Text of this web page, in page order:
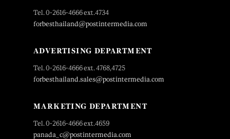
Tel. 0-2616-4666 ext.4734
forbesthailand@postintermedia.com
ADVERTISING DEPARTMENT
Tel. 0-2616-4666 ext. 4768,4725
forbesthailand.sales@postintermedia.com
MARKETING DEPARTMENT
Tel. 0-2616-4666 ext.4659
panada_c@postintermedia.com